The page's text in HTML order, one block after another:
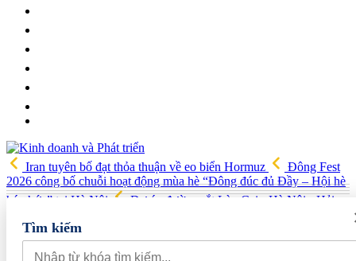
Iran tuyên bố đạt thỏa thuận về eo biển Hormuz
Đông Fest
2026 công bố chuỗi hoạt động mùa hè “Đông đúc đủ Đầy – Hội hè
háo hức” tại Hà Nội
Dự án đường sắt Lào Cai - Hà Nội - Hải
Phòng được đề xuất tăng vốn thêm 86.100 tỷ đồng
2026 mở rộng cơ hội kết nối quốc tế cho doanh nghiệp du lịch
Thủ tướng: Xây dựng một không gian mạng an toàn, tin cậy và
Tìm kiếm